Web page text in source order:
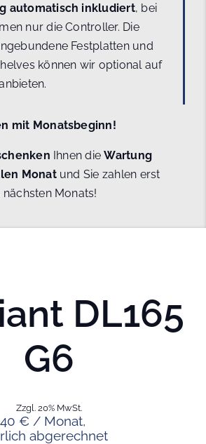
automatisch inkludiert, bei
nur die Controller. Die
Festplatten und
können wir optional auf
mit Monatsbeginn!
Ihnen dieWartung
Monat und Sie zahlen erst
Monats!
DL165
G6
€ / Monat,
abgerechnet
Zzgl. 20% MwSt.